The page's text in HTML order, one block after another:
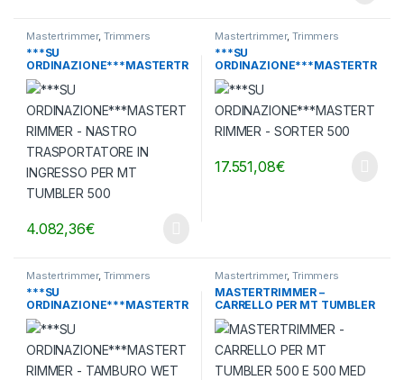
Mastertrimmer, Trimmers
***SU
ORDINAZIONE***MASTERTR
IMMER – NASTRO
TRASPORTATORE IN
INGRESSO PER MT TUMBLER
500, 500 MED E 200
4.082,36€
Mastertrimmer, Trimmers
***SU
ORDINAZIONE***MASTERTR
IMMER – SORTER 500
17.551,08€
Mastertrimmer, Trimmers
***SU
ORDINAZIONE***MASTERTR
IMMER – TAMBURO WET DI
RICAMBIO PER MT TUMBLER
500
Mastertrimmer, Trimmers
MASTERTRIMMER –
CARRELLO PER MT TUMBLER
500 E 500 MED